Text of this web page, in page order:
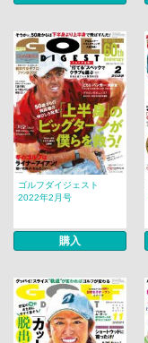
ゴルフダイジェスト
2022年2月号
購入